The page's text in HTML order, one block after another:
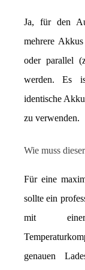
Ja, für den
mehrere
oder parallel
werden. Es
identische
zu verwenden.
Wie muss
Für eine
sollte ein
mit einer
genauen